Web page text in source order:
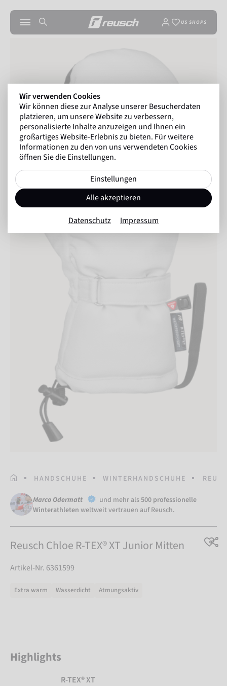
US SHOPS
STARTSEITEHANDSCHUHE WINTERHANDSCHUHE
Marco Odermatt und mehr als500 professionelle
Winterathleten weltweit vertrauen auf Reusch.
Reusch Chloe R-TEX® XT Junior Mitten
Artikel-Nr. 6361599
Extra warm Wasserdicht Atmungsaktiv
Highlights
R-TEX® XT
Wir verwenden Cookies
Wir können diese zur Analyse unserer Besucherdaten
platzieren, um unsere Website zu verbessern,
personalisierte Inhalte anzuzeigen und Ihnen ein
großartiges Website-Erlebnis zu bieten. Für weitere
Informationen zu den von uns verwendeten Cookies
öffnen Sie die Einstellungen.
Einstellungen
Alle akzeptieren
Datenschutz Impressum